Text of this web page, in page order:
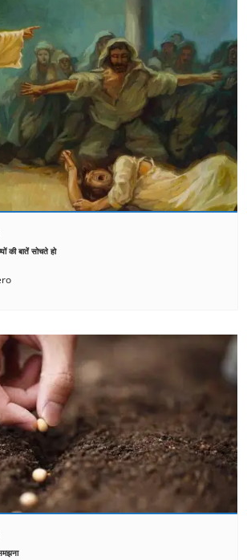
की बातें सोचते हो